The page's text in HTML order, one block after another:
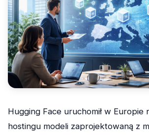
Hugging Face uruchomił w Europie
hostingu modeli zaprojektowaną z